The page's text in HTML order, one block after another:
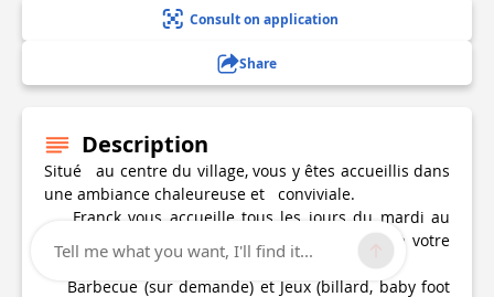
Consult on application
Share
Description
Situé au centre du village, vous y êtes accueillis dans
une ambiance chaleureuse et conviviale.
Franck vous accueille tous les jours du mardi au
dimanche. Billard, babyfoot, fléchettes sont à votre
disposition.
Barbecue (sur demande) et Jeux (billard, baby foot
Tell me what you want, I'll find it...